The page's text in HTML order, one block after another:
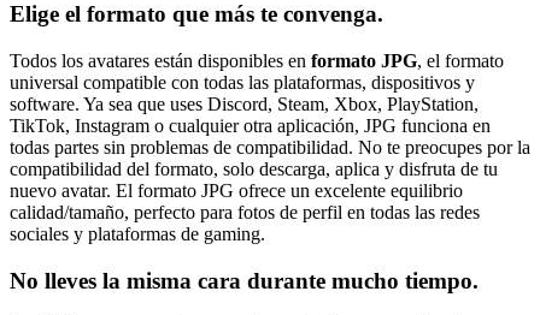
Elige el formato que más te convenga.
Todos los avatares están disponibles en formato JPG, el formato
universal compatible con todas las plataformas, dispositivos y
software. Ya sea que uses Discord, Steam, Xbox, PlayStation,
TikTok, Instagram o cualquier otra aplicación, JPG funciona en
todas partes sin problemas de compatibilidad. No te preocupes por la
compatibilidad del formato, solo descarga, aplica y disfruta de tu
nuevo avatar. El formato JPG ofrece un excelente equilibrio
calidad/tamaño, perfecto para fotos de perfil en todas las redes
sociales y plataformas de gaming.
No lleves la misma cara durante mucho tiempo.